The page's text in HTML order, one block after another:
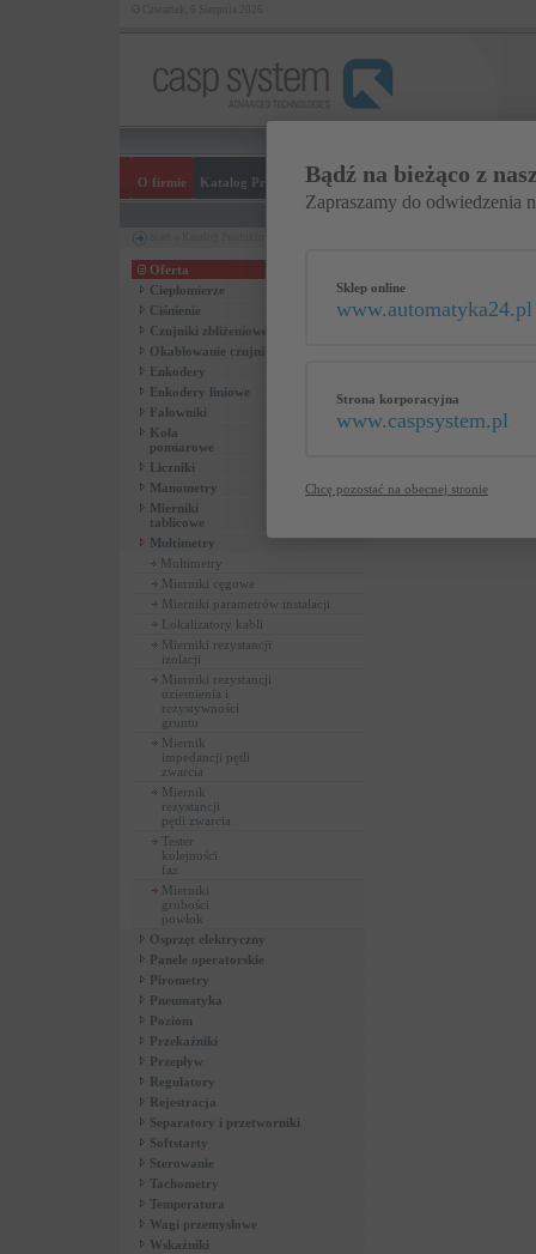
O firmie Katalog Produktów Realizowane pomiary FAQ
Oferta
Ciepłomierze
Ciśnienie
Czujniki zbliżeniowe
Okablowanie czujników
Enkodery
Enkodery liniowe
Falowniki
Koła
pomiarowe
Liczniki
Manometry
Mierniki
tablicowe
Multimetry
Multimetry
Mierniki cęgowe
Mierniki parametrów instalacji
Lokalizatory kabli
Mierniki rezystancji
izolacji
Mierniki rezystancji
uziemienia i
rezystywności
gruntu
Miernik
impedancji pętli
zwarcia
Miernik
rezystancji
pętli zwarcia
Tester
kolejności
faz
Mierniki
grubości
powłok
Osprzęt elektryczny
Panele operatorskie
Pirometry
Pneumatyka
Poziom
Przekaźniki
Przepływ
Regulatory
Rejestracja
Separatory i przetworniki
Softstarty
Sterowanie
Tachometry
Temperatura
Wagi przemysłowe
Wskaźniki
Bądź na bieżąco z
Zapraszamy do odwiedzenia
Sklep online
www.automatyka24.pl
Strona korporacyjna
www.caspsystem.pl
Chcę pozostać na obecnej stronie